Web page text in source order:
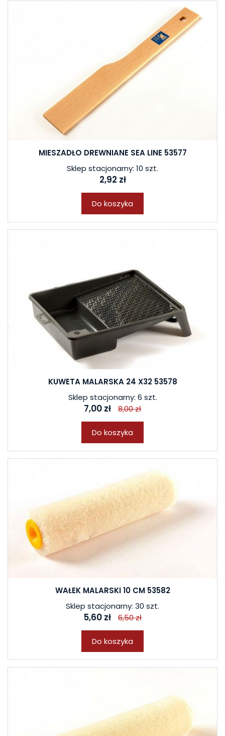
MIESZADŁO DREWNIANE SEA LINE 53577
Sklep stacjonarny: 10 szt.
2,92 zł
Do koszyka
KUWETA MALARSKA 24 X32 53578
Sklep stacjonarny: 6 szt.
7,00 zł 8,00 zł
Do koszyka
WAŁEK MALARSKI 10 CM 53582
Sklep stacjonarny: 30 szt.
5,60 zł 6,50 zł
Do koszyka